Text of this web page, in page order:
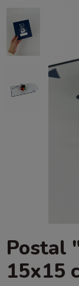
Postal
15x15